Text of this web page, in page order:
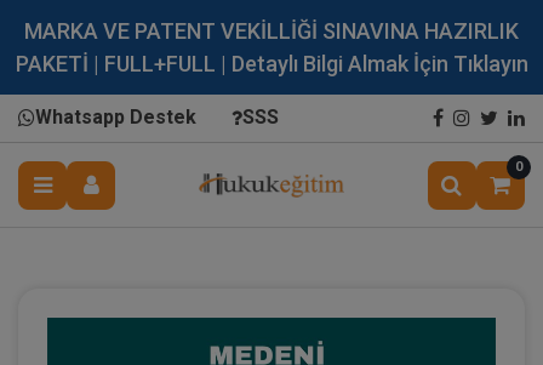
MARKA VE PATENT VEKİLLİĞİ SINAVINA HAZIRLIK
PAKETİ | FULL+FULL | Detaylı Bilgi Almak İçin Tıklayın
Whatsapp Destek SSS
0